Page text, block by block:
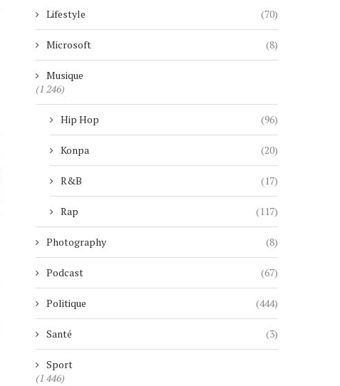
Lifestyle (70)
Microsoft (8)
Musique
(1 246)
Hip Hop (96)
Konpa (20)
R&B (17)
Rap (117)
Photography (8)
Podcast (67)
Politique (444)
Santé (3)
Sport
(1 446)